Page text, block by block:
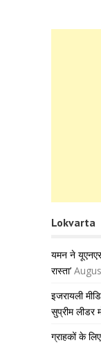
Lokvarta
यमन ने
रास्ता’
इजरायली
सुप्रीम लीडर
ग्राहकों के